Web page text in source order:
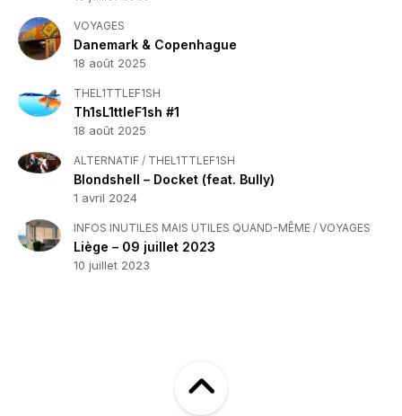
VOYAGES
Danemark & Copenhague
18 août 2025
THEL1TTLEF1SH
Th1sL1ttleF1sh #1
18 août 2025
ALTERNATIF / THEL1TTLEF1SH
Blondshell – Docket (feat. Bully)
1 avril 2024
INFOS INUTILES MAIS UTILES QUAND-MÊME / VOYAGES
Liège – 09 juillet 2023
10 juillet 2023